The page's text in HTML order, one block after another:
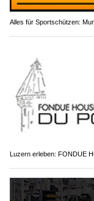
Alles für Sportschützen:
Luzern erleben: FONDUE